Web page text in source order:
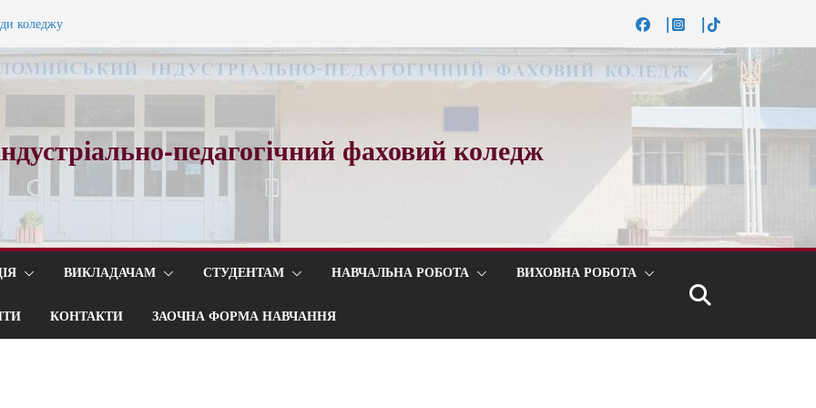
коледжу
вальсу…
педагогічний фаховий коледж
ВИКЛАДАЧАМ СТУДЕНТАМ НАВЧАЛЬНА РОБОТА ВИХОВНА РОБОТА
КОНТАКТИ ЗАОЧНА ФОРМА НАВЧАННЯ